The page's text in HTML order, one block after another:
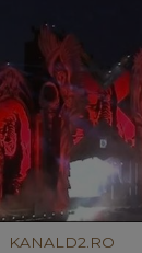
KANALD2.RO